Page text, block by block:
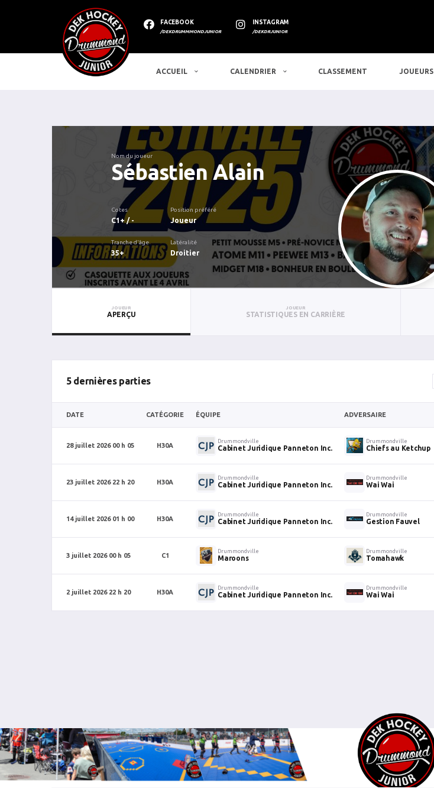
FACEBOOK
/DEKDRUMMMONDJUNIOR
INSTAGRAM
/DEKDRJUNIOR
ACCUEIL CALENDRIER CLASSEMENT JOUEURS
Nom du joueur
Sébastien Alain
Cotes
C1+ / -
Position préféré
Joueur
Tranche d'âge
35+
Latéralité
Droitier
JOUEUR
APERÇU
JOUEUR
STATISTIQUES EN CARRIÈRE
5 dernières parties
DATE CATÉGORIE ÉQUIPE ADVERSAIRE
28 juillet 2026 00 h 05 H30A
Drummondville
Cabinet Juridique Panneton Inc.
Drummondville
Chiefs au Ketchup
23 juillet 2026 22 h 20 H30A
Drummondville
Cabinet Juridique Panneton Inc.
Drummondville
Wai Wai
14 juillet 2026 01 h 00 H30A
Drummondville
Cabinet Juridique Panneton Inc.
Drummondville
Gestion Fauvel
3 juillet 2026 00 h 05 C1
Drummondville
Maroons
Drummondville
Tomahawk
2 juillet 2026 22 h 20 H30A
Drummondville
Cabinet Juridique Panneton Inc.
Drummondville
Wai Wai